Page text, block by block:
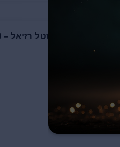
מגנום קסטל רזיאל – 2020